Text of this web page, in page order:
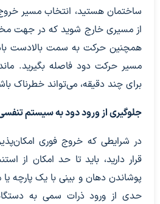
ساختمان هستید، انتخاب مسیر
از مسیری خارج شوید که در جهت
همچنین حرکت به سمت بالادست
مسیر حرکت دود فاصله بگیرید.
برای چند دقیقه، می‌تواند خطرناک
جلوگیری از ورود دود به سیستم
در شرایطی که خروج فوری
قرار دارید، باید تا حد امکان از
پوشاندن دهان و بینی با یک پارچه
حدی از ورود ذرات سمی به